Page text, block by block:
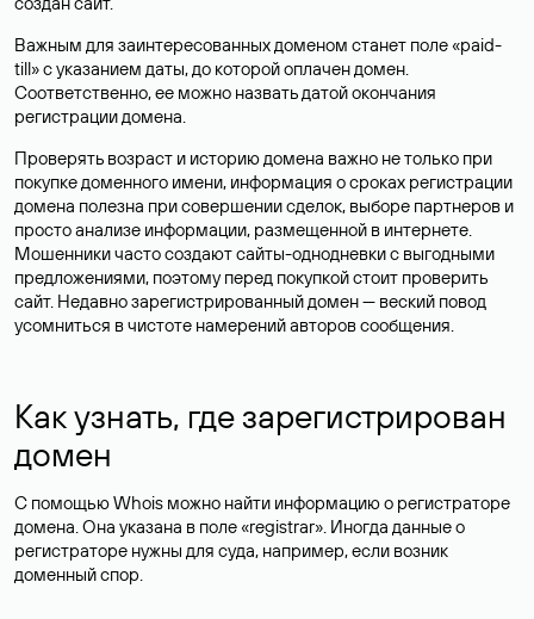
Важным для заинтересованных доменом станет поле «paid-
till» с указанием даты, до которой оплачен домен.
Соответственно, ее можно назвать датой окончания
регистрации домена.
Проверять возраст и историю домена важно не только при
покупке доменного имени, информация о сроках регистрации
домена полезна при совершении сделок, выборе партнеров и
просто анализе информации, размещенной в интернете.
Мошенники часто создают сайты-однодневки с выгодными
предложениями, поэтому перед покупкой стоит проверить
сайт. Недавно зарегистрированный домен — веский повод
усомниться в чистоте намерений авторов сообщения.
Как узнать, где зарегистрирован
домен
С помощью Whois можно найти информацию о регистраторе
домена. Она указана в поле «registrar». Иногда данные о
регистраторе нужны для суда, например, если возник
доменный спор.